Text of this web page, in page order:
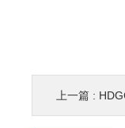
上一篇 :